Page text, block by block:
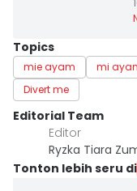
Topics
mie ayam mi
Divert me
Editorial Team
Editor
Ryzka Tiara
Tonton lebih seru di